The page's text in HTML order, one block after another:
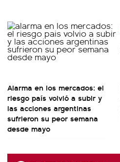
Alarma en los mercados: el
riesgo país volvió a subir y
las acciones argentinas
sufrieron su peor semana
desde mayo